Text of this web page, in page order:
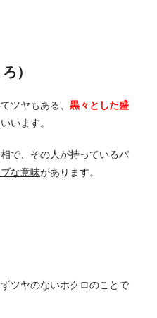
）
ツヤもある、 黒々とした盛
います。
で、その人が持っているパ
な意味があります。
ツヤのないホクロのことで